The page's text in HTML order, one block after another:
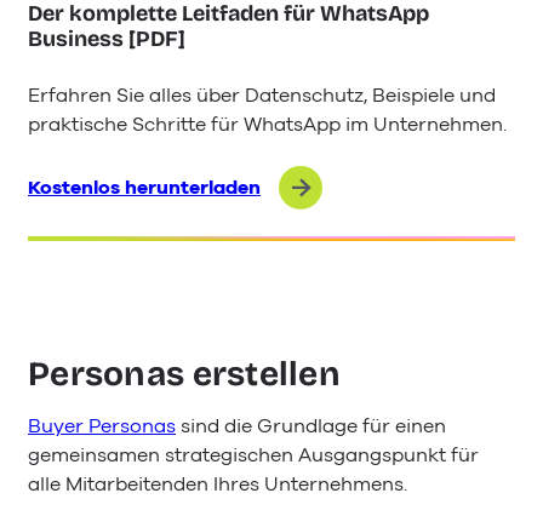
Der komplette Leitfaden für WhatsApp
Business [PDF]
Erfahren Sie alles über Datenschutz, Beispiele und
praktische Schritte für WhatsApp im Unternehmen.
Kostenlos herunterladen
Personas erstellen
Buyer Personas sind die Grundlage für einen
gemeinsamen strategischen Ausgangspunkt für
alle Mitarbeitenden Ihres Unternehmens.